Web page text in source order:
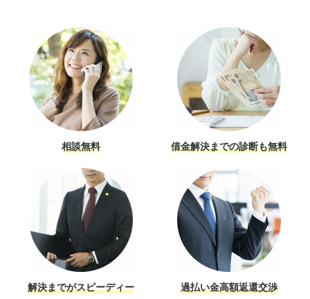
相談無料 借金解決までの診断も無料
解決までがスピーディー 過払い金高額返還交渉